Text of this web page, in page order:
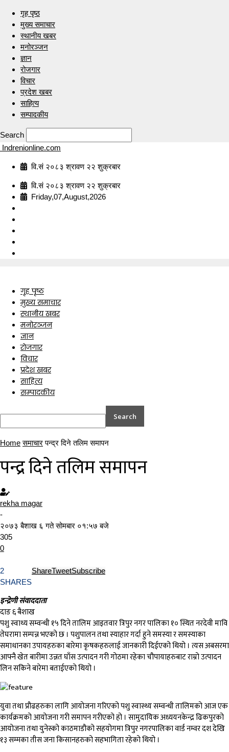
गृह पृष्ठ
मुख्य समाचार
स्थानीय खबर
मनोरञ्जन
ज्ञान
रोजगार
विचार
प्रदेश खबर
साहित्य
सम्पादकीय
Search
Indrenionline.com
वि.सं २०८३ श्रावण २२ शुक्रबार
वि.सं २०८३ श्रावण २२ शुक्रबार
Friday,07,August,2026
गृह पृष्ठ
मुख्य समाचार
स्थानीय खबर
मनोरञ्जन
ज्ञान
रोजगार
विचार
प्रदेश खबर
साहित्य
सम्पादकीय
Home समाचार पन्द्र दिने तलिम समापन
पन्द्र दिने तलिम समापन
rekha magar
-
२०७३ बैशाख ६ गते सोमबार ०१:५७ बजे
305
0
2
SHARES
ShareTweetSubscribe
इन्द्रेणी संवाददाता
दाङ ६ बैशाख
पशु स्वाथ्य सम्वन्धी १५ दिने तालिम आइतवार त्रिपुर नगर पालिका १० स्थित नरदेवी मावि
तेघरामा सम्पन्न भएको छ । पशुपालन तथा स्याहार गर्दा हुने समस्या र समस्याका
समाधानका उपायहरुका बारेमा कृषकहरुलाई जानकारी दिईएको थियो । त्यस अबसरमा
आफ्नै खेत बारीमा उन्नत घाँस उत्पादन गरी गोठमा रहेका चौपायाहरुबाट राम्रो उत्पादन
लिन सकिने बारेमा बताईएको थियो ।
युवा तथा प्रौढहरुका लागि आयोजना गरिएको पशु स्वास्थ्य सम्वन्धी तालिमको आज एक
कार्यक्रमको आयोजना गरी समापन गरीएको हो । सामुदायिक अध्ययनकेन्द्र ढिकपुरको
आयोजना तथा युनेस्को काठमाडौको सहयोगमा त्रिपुर नगरपालिका वार्ड नम्वर दश देखि
१३ सम्मका तीस जना किसानहरुको सहभागिता रहेको थियो ।